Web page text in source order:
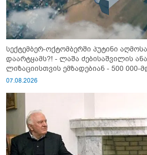
სექტემბერ-ოქტომბერში პუტინი
დაარტყამს?! - ლაშა ძებისაშვილის
ლიზაციისთვის ემზადებიან - 500 000-
გაიწვიონ ომში"
07.08.2026